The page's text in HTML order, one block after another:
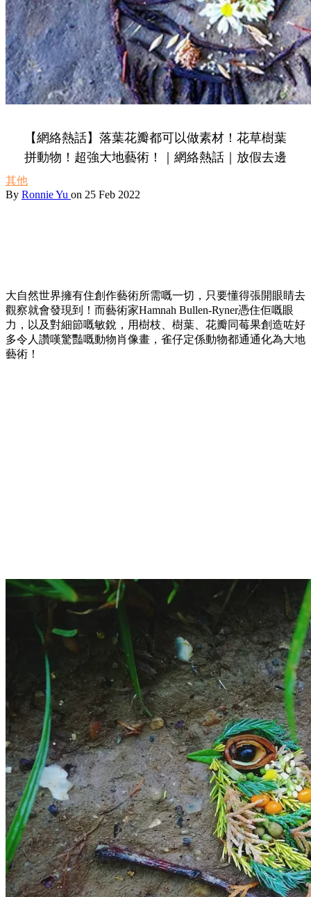
【網絡熱話】落葉花瓣都可以做素材！花草樹葉
拼動物！超強大地藝術！｜網絡熱話｜放假去邊
其他
By Ronnie Yu on 25 Feb 2022
大自然世界擁有住創作藝術所需嘅一切，只要懂得張開眼睛去
觀察就會發現到！而藝術家Hamnah Bullen-Ryner憑住佢嘅眼
力，以及對細節嘅敏銳，用樹枝、樹葉、花瓣同莓果創造咗好
多令人讚嘆驚豔嘅動物肖像畫，雀仔定係動物都通通化為大地
藝術！